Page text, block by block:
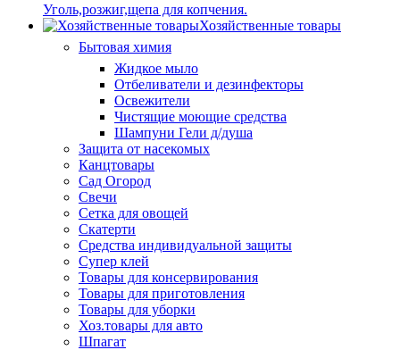
Уголь,розжиг,щепа для копчения.
Хозяйственные товары
Бытовая химия
Жидкое мыло
Отбеливатели и дезинфекторы
Освежители
Чистящие моющие средства
Шампуни Гели д/душа
Защита от насекомых
Канцтовары
Сад Огород
Свечи
Сетка для овощей
Скатерти
Средства индивидуальной защиты
Супер клей
Товары для консервирования
Товары для приготовления
Товары для уборки
Хоз.товары для авто
Шпагат